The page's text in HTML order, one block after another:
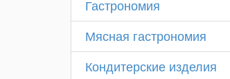
Гастрономия
Мясная гастрономия
Кондитерские изделия